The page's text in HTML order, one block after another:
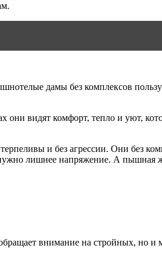
дамы без комплексов
видят комфорт, тепло и уют,
и без агрессии. Они без
лишнее напряжение. А пышная
внимание на стройных, но и